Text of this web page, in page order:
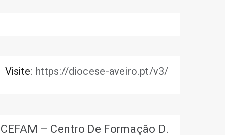
Visite: https://diocese-aveiro.pt/v3/
CEFAM – Centro De Formação D.